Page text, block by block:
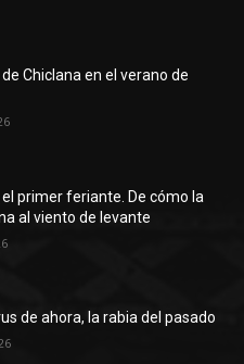
de Chiclana en el verano de
el primer feriante. De cómo la
al viento de levante
de ahora, la rabia del pasado